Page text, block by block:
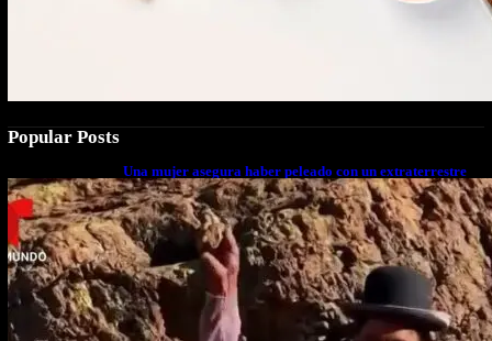
Popular Posts
Una mujer asegura haber peleado con un extraterrestre
cuerpo a cuerpo